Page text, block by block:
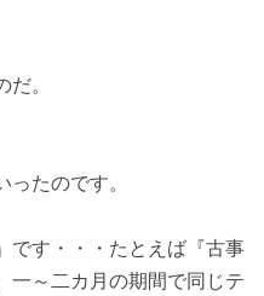
。
たのです。
です・・・たとえば『古事
一～二カ月の期間で同じテ